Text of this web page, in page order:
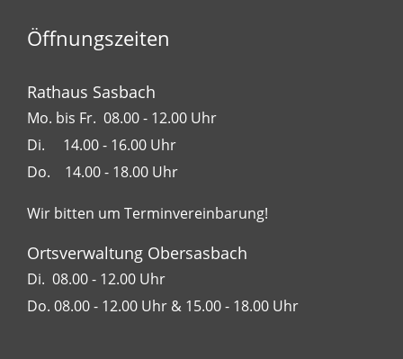
Öffnungszeiten
Rathaus Sasbach
Mo. bis Fr. 08.00 - 12.00 Uhr
Di. 14.00 - 16.00 Uhr
Do. 14.00 - 18.00 Uhr
Wir bitten um Terminvereinbarung!
Ortsverwaltung Obersasbach
Di. 08.00 - 12.00 Uhr
Do. 08.00 - 12.00 Uhr & 15.00 - 18.00 Uhr